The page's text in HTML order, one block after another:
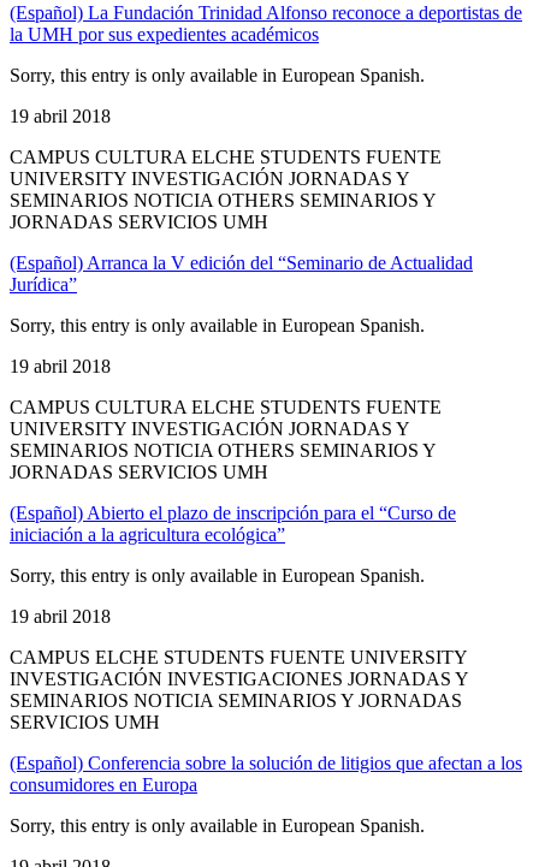
(Español) La Fundación Trinidad Alfonso reconoce a deportistas de
la UMH por sus expedientes académicos
Sorry, this entry is only available in European Spanish.
19 abril 2018
CAMPUS CULTURA ELCHE STUDENTS FUENTE
UNIVERSITY INVESTIGACIÓN JORNADAS Y
SEMINARIOS NOTICIA OTHERS SEMINARIOS Y
JORNADAS SERVICIOS UMH
(Español) Arranca la V edición del “Seminario de Actualidad
Jurídica”
Sorry, this entry is only available in European Spanish.
19 abril 2018
CAMPUS CULTURA ELCHE STUDENTS FUENTE
UNIVERSITY INVESTIGACIÓN JORNADAS Y
SEMINARIOS NOTICIA OTHERS SEMINARIOS Y
JORNADAS SERVICIOS UMH
(Español) Abierto el plazo de inscripción para el “Curso de
iniciación a la agricultura ecológica”
Sorry, this entry is only available in European Spanish.
19 abril 2018
CAMPUS ELCHE STUDENTS FUENTE UNIVERSITY
INVESTIGACIÓN INVESTIGACIONES JORNADAS Y
SEMINARIOS NOTICIA SEMINARIOS Y JORNADAS
SERVICIOS UMH
(Español) Conferencia sobre la solución de litigios que afectan a los
consumidores en Europa
Sorry, this entry is only available in European Spanish.